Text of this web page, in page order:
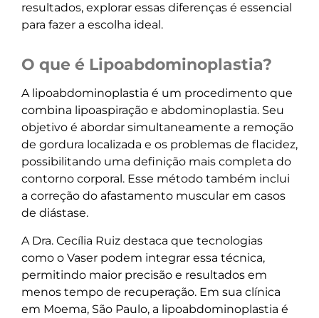
resultados, explorar essas diferenças é essencial
para fazer a escolha ideal.
O que é Lipoabdominoplastia?
A lipoabdominoplastia é um procedimento que
combina lipoaspiração e abdominoplastia. Seu
objetivo é abordar simultaneamente a remoção
de gordura localizada e os problemas de flacidez,
possibilitando uma definição mais completa do
contorno corporal. Esse método também inclui
a correção do afastamento muscular em casos
de diástase.
A Dra. Cecília Ruiz destaca que tecnologias
como o Vaser podem integrar essa técnica,
permitindo maior precisão e resultados em
menos tempo de recuperação. Em sua clínica
em Moema, São Paulo, a lipoabdominoplastia é